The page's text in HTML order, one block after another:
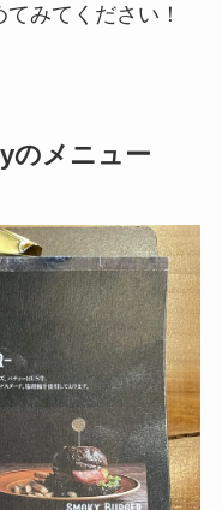
みてください！
のメニュー